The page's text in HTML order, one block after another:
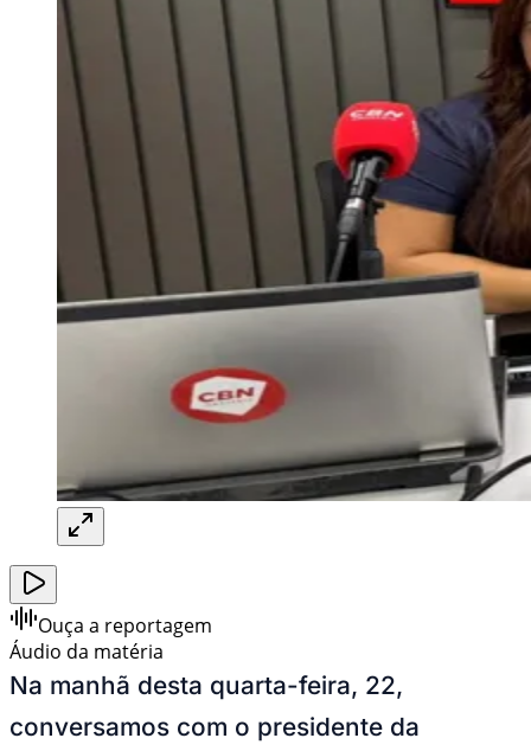
Ouça a reportagem
Áudio da matéria
Na manhã desta quarta-feira, 22,
conversamos com o presidente da